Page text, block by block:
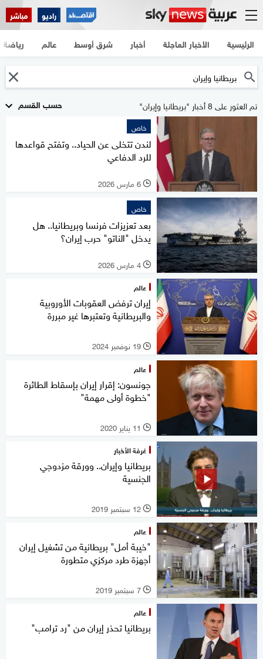
راديو مباشر
الرئيسية الأخبار العاجلة أخبار شرق أوسط عالم رياضة
حسب القسم تم العثور على 8 أخبار "بريطانيا وإيران"
خاص
لندن تتخلى عن الحياد.. وتفتح قواعدها
للرد الدفاعي
l 6 مارس 2026
خاص
بعد تعزيزات فرنسا وبريطانيا.. هل
يدخل "الناتو" حرب إيران؟
l 4 مارس 2026
عالم
إيران ترفض العقوبات الأوروبية
والبريطانية وتعتبرها غير مبررة
l 19 نوفمبر 2024
عالم
جونسون: إقرار إيران بإسقاط الطائرة
"خطوة أولى مهمة"
l 11 يناير 2020
غرفة الأخبار
بريطانيا وإيران.. وورقة مزدوجي
الجنسية
l 12 سبتمبر 2019
عالم
"خيبة أمل" بريطانية من تشغيل إيران
أجهزة طرد مركزي متطورة
l 7 سبتمبر 2019
عالم
بريطانيا تحذر إيران من "رد ترامب"